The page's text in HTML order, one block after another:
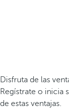
Disfruta de las
Regístrate o inicia
de estas ventajas.